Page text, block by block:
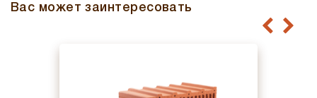
Вас может заинтересовать